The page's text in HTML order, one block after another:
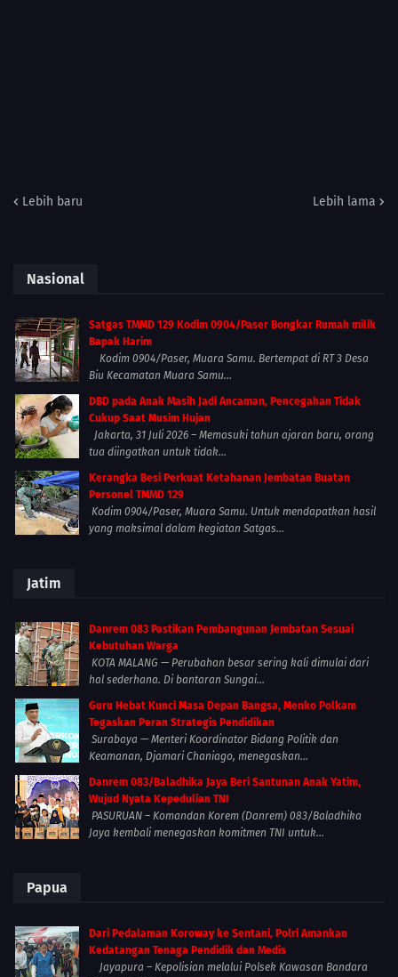
Lebih baru Lebih lama
Nasional
Satgas TMMD 129 Kodim 0904/Paser Bongkar Rumah milik
Bapak Harim
Kodim 0904/Paser, Muara Samu. Bertempat di RT 3 Desa
Biu Kecamatan Muara Samu...
DBD pada Anak Masih Jadi Ancaman, Pencegahan Tidak
Cukup Saat Musim Hujan
Jakarta, 31 Juli 2026 – Memasuki tahun ajaran baru, orang
tua diingatkan untuk tidak...
Kerangka Besi Perkuat Ketahanan Jembatan Buatan
Personel TMMD 129
Kodim 0904/Paser, Muara Samu. Untuk mendapatkan hasil
yang maksimal dalam kegiatan Satgas...
Jatim
Danrem 083 Pastikan Pembangunan Jembatan Sesuai
Kebutuhan Warga
KOTA MALANG — Perubahan besar sering kali dimulai dari
hal sederhana. Di bantaran Sungai...
Guru Hebat Kunci Masa Depan Bangsa, Menko Polkam
Tegaskan Peran Strategis Pendidikan
Surabaya — Menteri Koordinator Bidang Politik dan
Keamanan, Djamari Chaniago, menegaskan...
Danrem 083/Baladhika Jaya Beri Santunan Anak Yatim,
Wujud Nyata Kepedulian TNI
PASURUAN – Komandan Korem (Danrem) 083/Baladhika
Jaya kembali menegaskan komitmen TNI untuk...
Papua
Dari Pedalaman Koroway ke Sentani, Polri Amankan
Kedatangan Tenaga Pendidik dan Medis
Jayapura – Kepolisian melalui Polsek Kawasan Bandara